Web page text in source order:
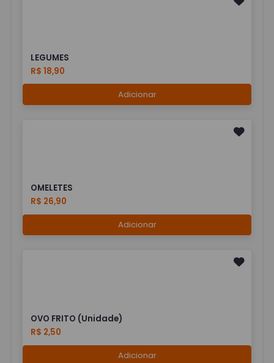
LEGUMES
R$ 18,90
Adicionar
OMELETES
R$ 26,90
Adicionar
OVO FRITO (Unidade)
R$ 2,50
Adicionar